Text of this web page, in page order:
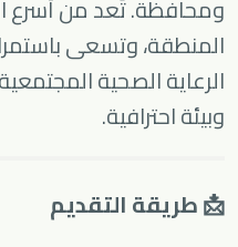
ومحافظة. تُعد من أسرع
المنطقة، وتسعى
الرعاية الصحية
وبيئة احترافية.
📩 طريقة التقديم